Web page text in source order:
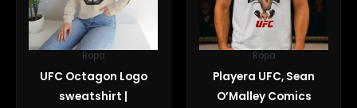
Ropa
UFC Octagon Logo
sweatshirt |
Ropa
Playera UFC, Sean
O’Malley Comics